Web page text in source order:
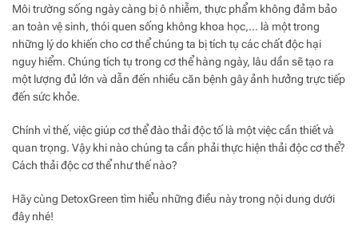
Môi trường sống ngày càng bị ô nhiễm, thực phẩm không đảm bảo
an toàn vệ sinh, thói quen sống không khoa học,… là một trong
những lý do khiến cho cơ thể chúng ta bị tích tụ các chất độc hại
nguy hiểm. Chúng tích tụ trong cơ thể hàng ngày, lâu dần sẽ tạo ra
một lượng đủ lớn và dẫn đến nhiều căn bệnh gây ảnh hưởng trực tiếp
đến sức khỏe.
Chính vì thế, việc giúp cơ thể đào thải độc tố là một việc cần thiết và
quan trọng. Vậy khi nào chúng ta cần phải thực hiện thải độc cơ thể?
Cách thải độc cơ thể như thế nào?
Hãy cùng DetoxGreen tìm hiểu những điều này trong nội dung dưới
đây nhé!